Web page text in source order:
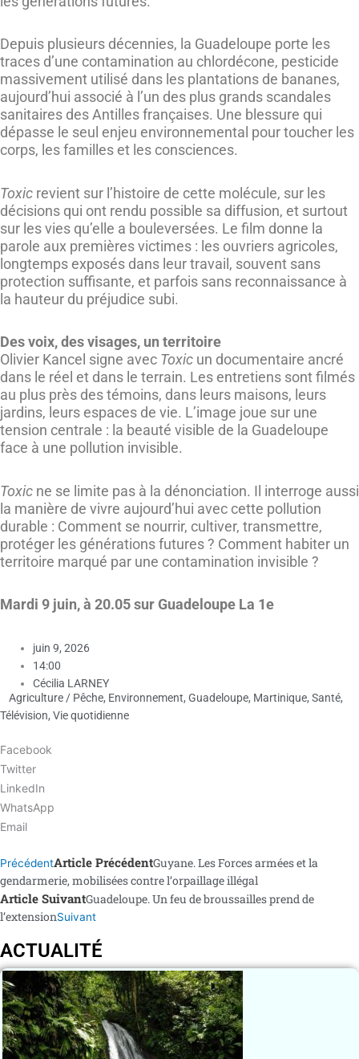
Depuis plusieurs décennies, la Guadeloupe porte les
traces d’une contamination au chlordécone, pesticide
massivement utilisé dans les plantations de bananes,
aujourd’hui associé à l’un des plus grands scandales
sanitaires des Antilles françaises. Une blessure qui
dépasse le seul enjeu environnemental pour toucher les
corps, les familles et les consciences.
Toxic revient sur l’histoire de cette molécule, sur les
décisions qui ont rendu possible sa diffusion, et surtout
sur les vies qu’elle a bouleversées. Le film donne la
parole aux premières victimes : les ouvriers agricoles,
longtemps exposés dans leur travail, souvent sans
protection suffisante, et parfois sans reconnaissance à
la hauteur du préjudice subi.
Des voix, des visages, un territoire
Olivier Kancel signe avec Toxic un documentaire ancré
dans le réel et dans le terrain. Les entretiens sont filmés
au plus près des témoins, dans leurs maisons, leurs
jardins, leurs espaces de vie. L’image joue sur une
tension centrale : la beauté visible de la Guadeloupe
face à une pollution invisible.
Toxic ne se limite pas à la dénonciation. Il interroge aussi
la manière de vivre aujourd’hui avec cette pollution
durable : Comment se nourrir, cultiver, transmettre,
protéger les générations futures ? Comment habiter un
territoire marqué par une contamination invisible ?
Mardi 9 juin, à 20.05 sur Guadeloupe La 1e
juin 9, 2026
14:00
Cécilia LARNEY
Agriculture / Pêche, Environnement, Guadeloupe, Martinique, Santé,
Télévision, Vie quotidienne
Facebook
Twitter
LinkedIn
WhatsApp
Email
PrécédentArticle PrécédentGuyane. Les Forces armées et la
gendarmerie, mobilisées contre l’orpaillage illégal
Article SuivantGuadeloupe. Un feu de broussailles prend de
l’extensionSuivant
ACTUALITÉ